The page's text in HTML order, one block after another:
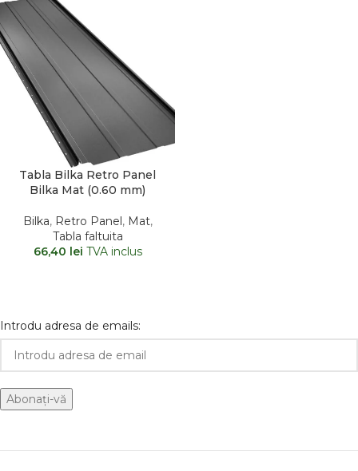
Tabla Bilka Retro Panel
Bilka Mat (0.60 mm)
Bilka, Retro Panel, Mat,
Tabla faltuita
66,40 lei TVA inclus
Introdu adresa de emails: